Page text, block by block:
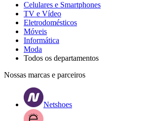
Celulares e Smartphones
TV e Vídeo
Eletrodomésticos
Móveis
Informática
Moda
Todos os departamentos
Nossas marcas e parceiros
Netshoes